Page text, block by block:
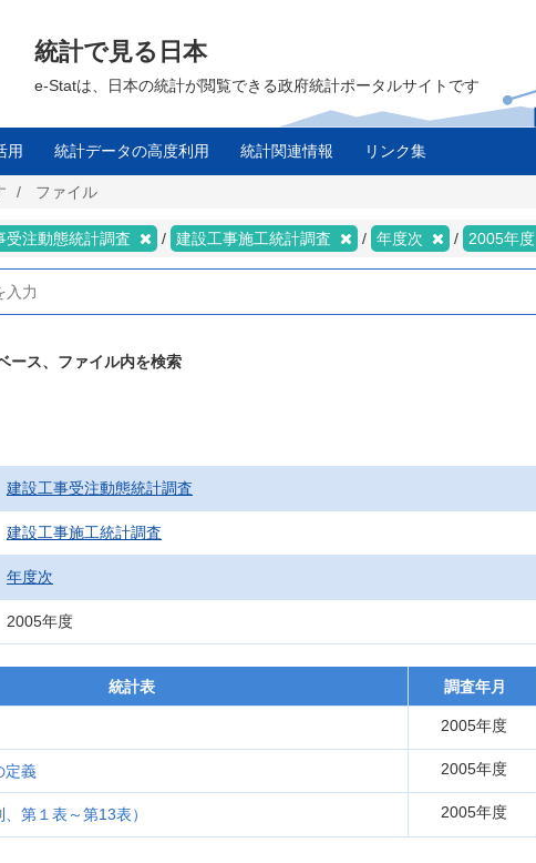
統計で見る日本
e-Statは、日本の統計が閲覧できる政府統計ポータルサイトです
用 統計データの高度利用 統計関連情報 リンク集
ファイル
受注動態統計調査 建設工事施工統計調査 年度次 2005年度
ース、ファイル内を検索
建設工事受注動態統計調査
建設工事施工統計調査
年度次
2005年度
統計表 調査年月
2005年度
定義 2005年度
第１表～第13表） 2005年度